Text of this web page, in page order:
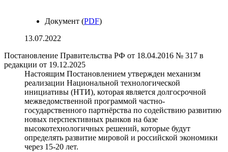
Документ (PDF)
13.07.2022
Постановление Правительства РФ от 18.04.2016 № 317 в
редакции от 19.12.2025
Настоящим Постановлением утвержден механизм
реализации Национальной технологической
инициативы (НТИ), которая является долгосрочной
межведомственной программой частно-
государственного партнёрства по содействию развитию
новых перспективных рынков на базе
высокотехнологичных решений, которые будут
определять развитие мировой и российской экономики
через 15-20 лет.